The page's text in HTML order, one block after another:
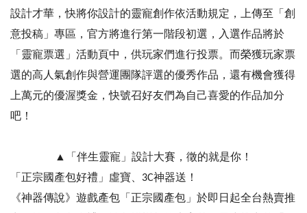
設計才華，快將你設計的靈寵創作依活動規定，上傳至「創
意投稿」專區，官方將進行第一階段初選，入選作品將於
「靈寵票選」活動頁中，供玩家們進行投票。而榮獲玩家票
選的高人氣創作與營運團隊評選的優秀作品，還有機會獲得
上萬元的優渥獎金，快號召好友們為自己喜愛的作品加分
吧！
▲「伴生靈寵」設計大賽，徵的就是你！
「正宗國產包好禮」虛寶、3C神器送！
《神器傳說》遊戲產包「正宗國產包」於即日起全台熱賣推